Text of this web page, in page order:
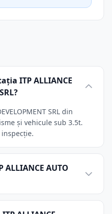
ITP ALLIANCE
SRL din
și vehicule sub 3.5t.
AUTO